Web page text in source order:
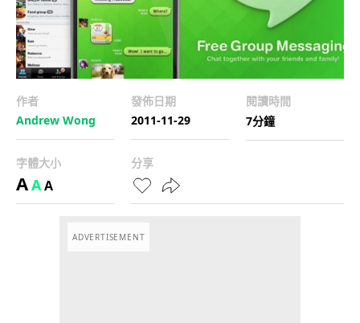
作者
Andrew Wong
發佈日期
2011-11-29
閱讀時間
7分鐘
字體大小
AAA
分享
ADVERTISEMENT